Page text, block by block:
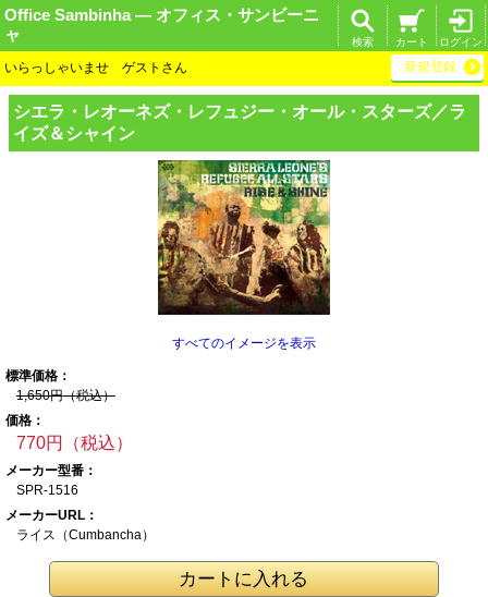
Office Sambinha ― オフィス・サンビーニ
ャ
ログイン
カート
検索
いらっしゃいませ ゲストさん 新規登録
シエラ・レオーネズ・レフュジー・ オール・スターズ／ラ
イズ＆シャイ ン
すべてのイメージを表示
標準価格：
1,650円（税込）
価格：
770円（税込）
メーカー型番：
SPR-1516
メーカーURL：
ライス（Cumbancha）